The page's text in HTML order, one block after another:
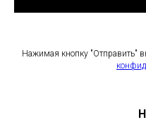
Нажимая кнопку "Отправить"